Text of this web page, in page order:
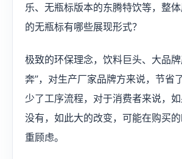
乐、无瓶标版本的东腾特饮等，整
的无瓶标有哪些展现形式？
极致的环保理念，饮料巨头、大品
奔”，对生产厂家品牌方来说，节省
少了工序流程，对于消费者来说，
没有，如此大的改变，可能在购买
重顾虑。